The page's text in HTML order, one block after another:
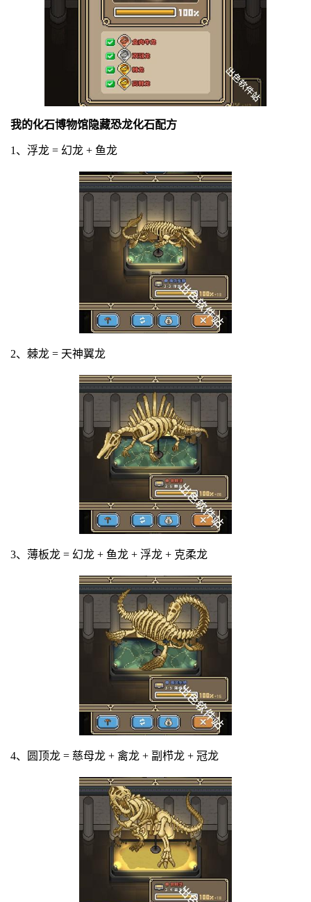
我的化石博物馆隐藏恐龙化石配方
1、浮龙 = 幻龙 + 鱼龙
2、棘龙 = 天神翼龙
3、薄板龙 = 幻龙 + 鱼龙 + 浮龙 + 克柔龙
4、圆顶龙 = 慈母龙 + 禽龙 + 副栉龙 + 冠龙